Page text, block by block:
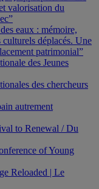
valorisation du
eaux : mémoire,
culturels déplacés. Une
patrimonial”
des Jeunes
des chercheurs
autrement
to Renewal / Du
of Young
Reloaded | Le